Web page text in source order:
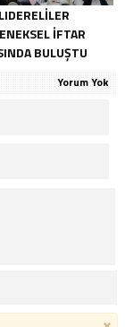
İFTAR
BULUŞTU
Yorum Yok